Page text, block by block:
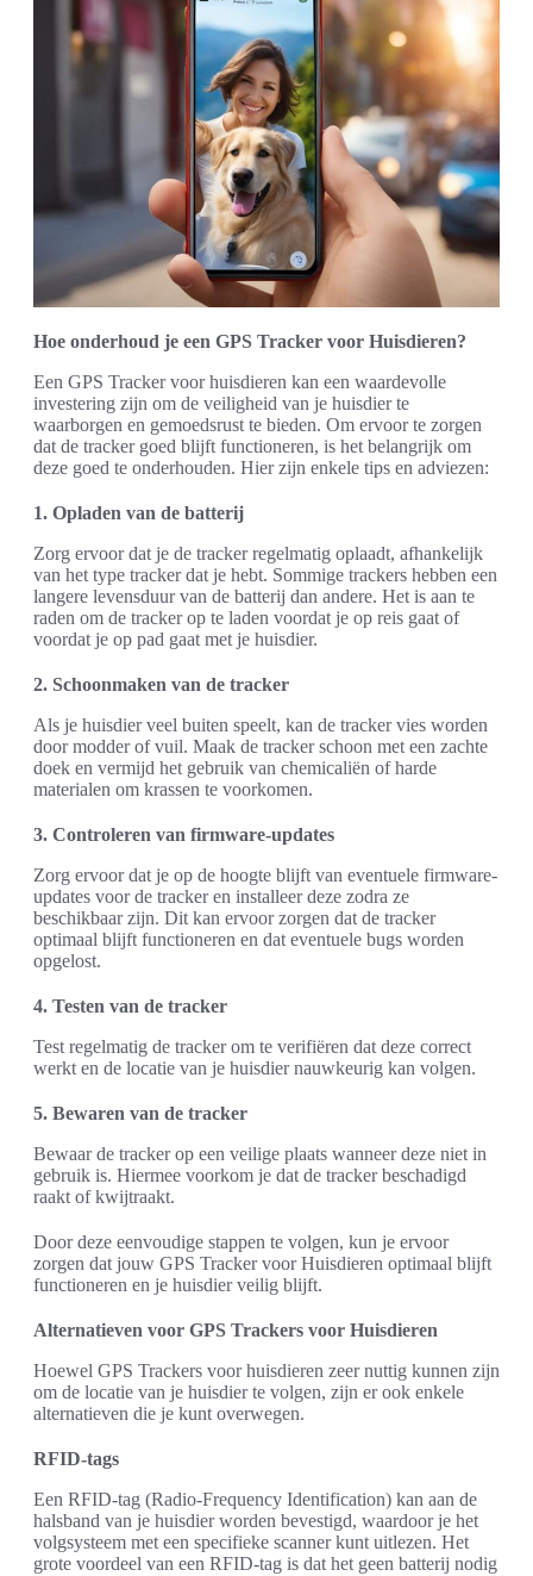
Hoe onderhoud je een GPS Tracker voor Huisdieren?
Een GPS Tracker voor huisdieren kan een waardevolle
investering zijn om de veiligheid van je huisdier te
waarborgen en gemoedsrust te bieden. Om ervoor te zorgen
dat de tracker goed blijft functioneren, is het belangrijk om
deze goed te onderhouden. Hier zijn enkele tips en adviezen:
1. Opladen van de batterij
Zorg ervoor dat je de tracker regelmatig oplaadt, afhankelijk
van het type tracker dat je hebt. Sommige trackers hebben een
langere levensduur van de batterij dan andere. Het is aan te
raden om de tracker op te laden voordat je op reis gaat of
voordat je op pad gaat met je huisdier.
2. Schoonmaken van de tracker
Als je huisdier veel buiten speelt, kan de tracker vies worden
door modder of vuil. Maak de tracker schoon met een zachte
doek en vermijd het gebruik van chemicaliën of harde
materialen om krassen te voorkomen.
3. Controleren van firmware-updates
Zorg ervoor dat je op de hoogte blijft van eventuele firmware-
updates voor de tracker en installeer deze zodra ze
beschikbaar zijn. Dit kan ervoor zorgen dat de tracker
optimaal blijft functioneren en dat eventuele bugs worden
opgelost.
4. Testen van de tracker
Test regelmatig de tracker om te verifiëren dat deze correct
werkt en de locatie van je huisdier nauwkeurig kan volgen.
5. Bewaren van de tracker
Bewaar de tracker op een veilige plaats wanneer deze niet in
gebruik is. Hiermee voorkom je dat de tracker beschadigd
raakt of kwijtraakt.
Door deze eenvoudige stappen te volgen, kun je ervoor
zorgen dat jouw GPS Tracker voor Huisdieren optimaal blijft
functioneren en je huisdier veilig blijft.
Alternatieven voor GPS Trackers voor Huisdieren
Hoewel GPS Trackers voor huisdieren zeer nuttig kunnen zijn
om de locatie van je huisdier te volgen, zijn er ook enkele
alternatieven die je kunt overwegen.
RFID-tags
Een RFID-tag (Radio-Frequency Identification) kan aan de
halsband van je huisdier worden bevestigd, waardoor je het
volgsysteem met een specifieke scanner kunt uitlezen. Het
grote voordeel van een RFID-tag is dat het geen batterij nodig